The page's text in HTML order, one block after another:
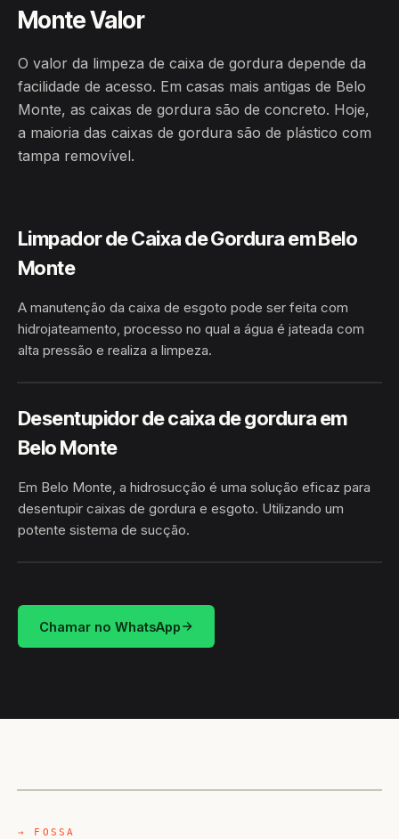
Monte Valor
O valor da limpeza de caixa de gordura depende da
facilidade de acesso. Em casas mais antigas de Belo
Monte, as caixas de gordura são de concreto. Hoje,
a maioria das caixas de gordura são de plástico com
tampa removível.
Limpador de Caixa de Gordura em Belo
Monte
A manutenção da caixa de esgoto pode ser feita com
hidrojateamento, processo no qual a água é jateada com
alta pressão e realiza a limpeza.
HIDROJATEAMENTO
Desentupidor de caixa de gordura em
Belo Monte
Em Belo Monte, a hidrosucção é uma solução eficaz para
desentupir caixas de gordura e esgoto. Utilizando um
potente sistema de sucção.
HIDROSUCÇÃO
Chamar no WhatsApp
→ FOSSA